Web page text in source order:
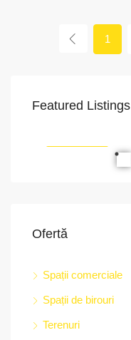
1
Featured Listings
Ofertă
Spații comerciale
Spații de birouri
Terenuri